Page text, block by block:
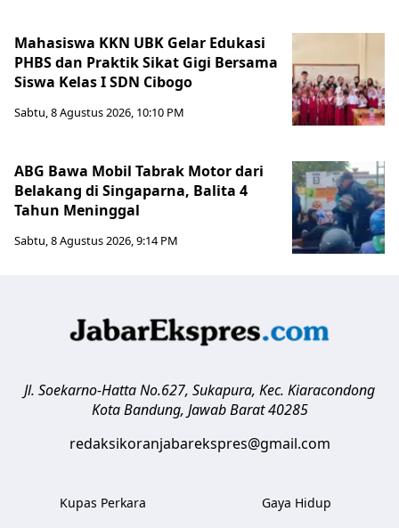
Mahasiswa KKN UBK Gelar Edukasi
PHBS dan Praktik Sikat Gigi Bersama
Siswa Kelas I SDN Cibogo
Sabtu, 8 Agustus 2026, 10:10 PM
ABG Bawa Mobil Tabrak Motor dari
Belakang di Singaparna, Balita 4
Tahun Meninggal
Sabtu, 8 Agustus 2026, 9:14 PM
Jl. Soekarno-Hatta No.627, Sukapura, Kec. Kiaracondong
Kota Bandung, Jawab Barat 40285
redaksikoranjabarekspres@gmail.com
Kupas Perkara
Gaya Hidup